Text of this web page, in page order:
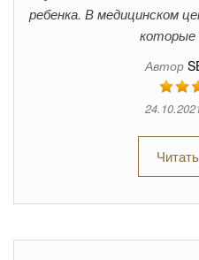
ребенка. В медицинском
Автор